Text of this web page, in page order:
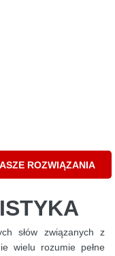
ROZWIĄZANIA
słów związanych z
wielu rozumie pełne